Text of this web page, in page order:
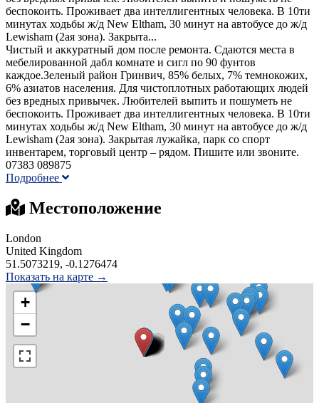
беспокоить. Проживает два интеллигентных человека. В 10ти
минутах ходьбы ж/д New Eltham, 30 минут на автобусе до ж/д
Lewisham (2ая зона). Закрыта...
Чистый и аккуратный дом после ремонта. Сдаются места в
мебелированной дабл комнате и сигл по 90 фунтов
каждое.Зеленый район Гринвич, 85% белых, 7% темнокожих,
6% азиатов населения. Для чистоплотных работающих людей
без вредных привычек. Любителей выпить и пошуметь не
беспокоить. Проживает два интеллигентных человека. В 10ти
минутах ходьбы ж/д New Eltham, 30 минут на автобусе до ж/д
Lewisham (2ая зона). Закрытая лужайка, парк со спорт
инвентарем, торговый центр – рядом. Пишите или звоните.
07383 089875
Подробнее
Местоположение
London
United Kingdom
51.5073219, -0.1276474
Показать на карте →
+
−